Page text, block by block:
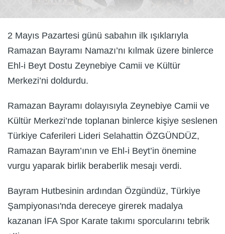
2 Mayıs Pazartesi günü sabahın ilk ışıklarıyla
Ramazan Bayramı Namazı’nı kılmak üzere binlerce
Ehl-i Beyt Dostu Zeynebiye Camii ve Kültür
Merkezi’ni doldurdu.
Ramazan Bayramı dolayısıyla Zeynebiye Camii ve
Kültür Merkezi’nde toplanan binlerce kişiye seslenen
Türkiye Caferileri Lideri Selahattin ÖZGÜNDÜZ,
Ramazan Bayram’ının ve Ehl-i Beyt’in önemine
vurgu yaparak birlik beraberlik mesajı verdi.
Bayram Hutbesinin ardından Özgündüz, Türkiye
Şampiyonası'nda dereceye girerek madalya
kazanan İFA Spor Karate takımı sporcularını tebrik